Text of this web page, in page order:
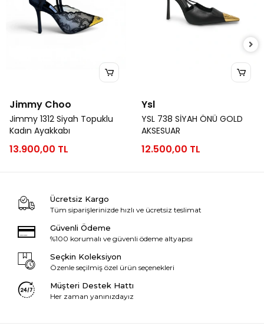
Jimmy Choo
Jimmy 1312 Siyah Topuklu
Kadın Ayakkabı
13.900,00 TL
Ysl
YSL 738 SİYAH ÖNÜ GOLD
AKSESUAR
12.500,00 TL
Ücretsiz Kargo
Tüm siparişlerinizde hızlı ve ücretsiz teslimat
Güvenli Ödeme
%100 korumalı ve güvenli ödeme altyapısı
Seçkin Koleksiyon
Özenle seçilmiş özel ürün seçenekleri
Müşteri Destek Hattı
Her zaman yanınızdayız